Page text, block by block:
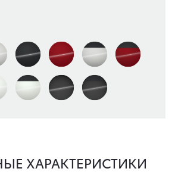
ХАРАКТЕРИСТИКИ